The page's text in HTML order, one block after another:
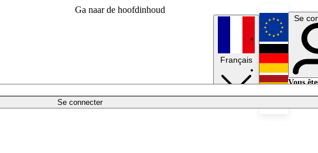
Ga naar de hoofdinhoud
Se connecter
Français
English
Deutsch
Se
Vous